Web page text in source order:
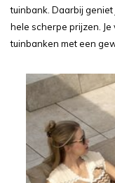
tuinbank. Daarbij
hele scherpe prijzen.
tuinbanken met een